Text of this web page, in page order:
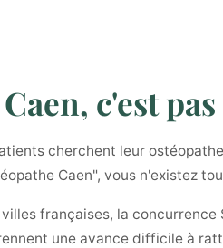
c'est
cherchent leur
Caen", vous n'existez
françaises, la
une avance difficile à